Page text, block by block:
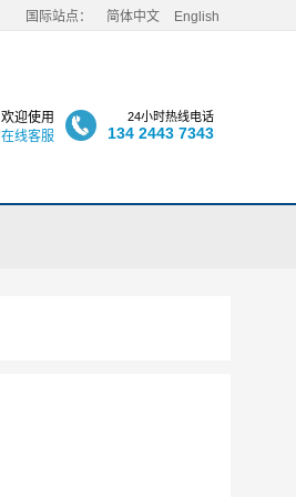
国际站点： 简体中文 English
欢迎使用
在线客服
24小时热线电话
134 2443 7343